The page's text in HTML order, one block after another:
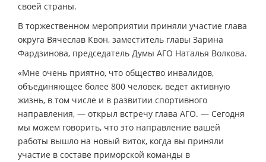
своей страны.
В торжественном мероприятии приняли участие глава
округа Вячеслав Квон, заместитель главы Зарина
Фардзинова, председатель Думы АГО Наталья Волкова.
«Мне очень приятно, что общество инвалидов,
объединяющее более 800 человек, ведет активную
жизнь, в том числе и в развитии спортивного
направления, — открыл встречу глава АГО. — Сегодня
мы можем говорить, что это направление вашей
работы вышло на новый виток, когда вы приняли
участие в составе приморской команды в